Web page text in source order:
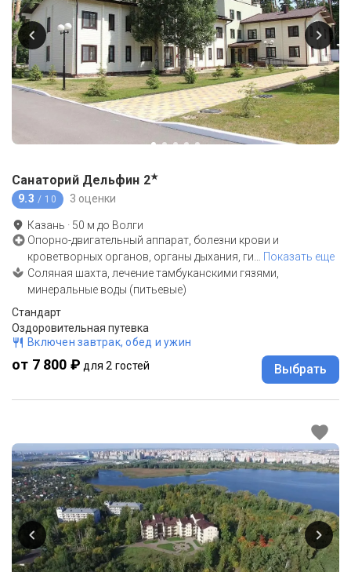
Санаторий Дельфин 2★
9.3 / 10 3 оценки
Казань · 50 м до Волги
Опорно-двигательный аппарат, болезни крови и
кроветворных органов, органы дыхания, ги
Показать еще
Соляная шахта, лечение тамбуканскими гязями,
минеральные воды (питьевые)
Стандарт
Оздоровительная путевка
Включен завтрак, обед и ужин
от 7 800 ₽ для 2 гостей Выбрать